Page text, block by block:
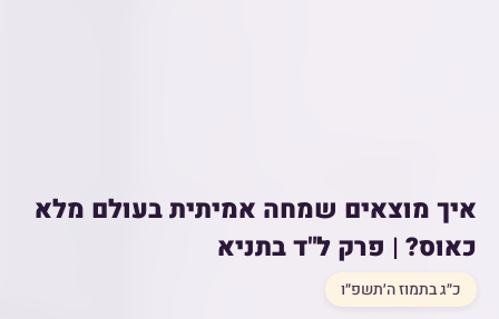
איך מוצאים שמחה אמיתית בעולם מלא
כאוס? | פרק ל"ד בתניא
כ״ג בתמוז ה׳תשפ״ו